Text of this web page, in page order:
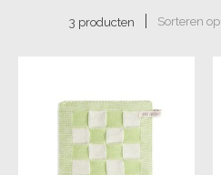
3 producten Sorteren op